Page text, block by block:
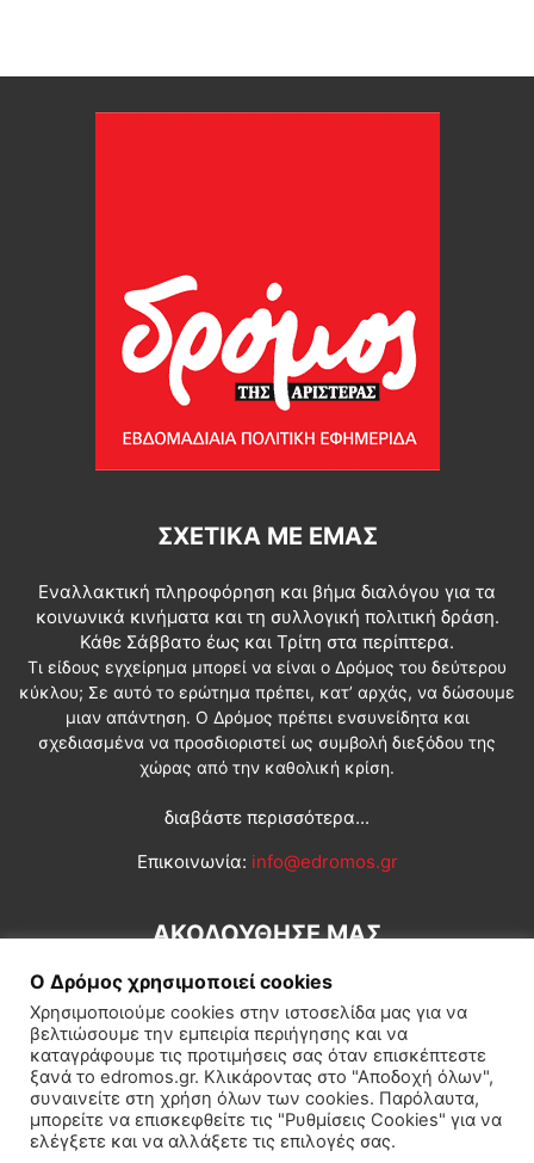
ΣΧΕΤΙΚΆ ΜΕ ΕΜΆΣ
Εναλλακτική πληροφόρηση και βήμα διαλόγου για τα
κοινωνικά κινήματα και τη συλλογική πολιτική δράση.
Κάθε Σάββατο έως και Τρίτη στα περίπτερα.
Τι είδους εγχείρημα μπορεί να είναι ο Δρόμος του δεύτερου
κύκλου; Σε αυτό το ερώτημα πρέπει, κατ’ αρχάς, να δώσουμε
μιαν απάντηση. Ο Δρόμος πρέπει ενσυνείδητα και
σχεδιασμένα να προσδιοριστεί ως συμβολή διεξόδου της
χώρας από την καθολική κρίση.
διαβάστε περισσότερα...
Επικοινωνία: info@edromos.gr
ΑΚΟΛΟΥΘΗΣΕ ΜΑΣ
Εγγραφή συνδρομητή Πολιτική Διεθνή Κοινωνία
Πολιτισμός Αφιερώματα
Ο Δρόμος χρησιμοποιεί cookies
Χρησιμοποιούμε cookies στην ιστοσελίδα μας για να
βελτιώσουμε την εμπειρία περιήγησης και να
καταγράφουμε τις προτιμήσεις σας όταν επισκέπτεστε
ξανά το edromos.gr. Κλικάροντας στο "Αποδοχή όλων",
συναινείτε στη χρήση όλων των cookies. Παρόλαυτα,
μπορείτε να επισκεφθείτε τις "Ρυθμίσεις Cookies" για να
ελέγξετε και να αλλάξετε τις επιλογές σας.